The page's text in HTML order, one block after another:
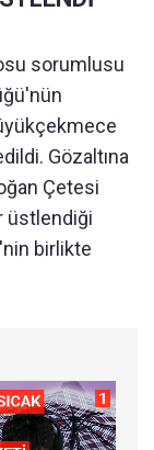
sorumlusu
Gözaltına
Çetesi
üstlendiği
birlikte